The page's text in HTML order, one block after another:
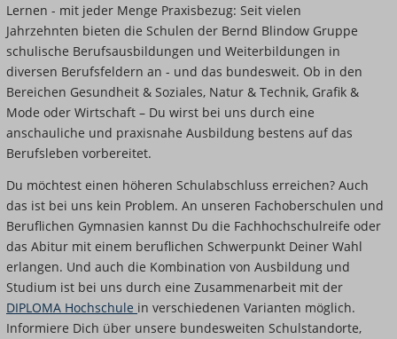
Lernen - mit jeder Menge Praxisbezug: Seit vielen
Jahrzehnten bieten die Schulen der Bernd Blindow Gruppe
schulische Berufsausbildungen und Weiterbildungen in
diversen Berufsfeldern an - und das bundesweit. Ob in den
Bereichen Gesundheit & Soziales, Natur & Technik, Grafik &
Mode oder Wirtschaft – Du wirst bei uns durch eine
anschauliche und praxisnahe Ausbildung bestens auf das
Berufsleben vorbereitet.
Du möchtest einen höheren Schulabschluss erreichen? Auch
das ist bei uns kein Problem. An unseren Fachoberschulen und
Beruflichen Gymnasien kannst Du die Fachhochschulreife oder
das Abitur mit einem beruflichen Schwerpunkt Deiner Wahl
erlangen. Und auch die Kombination von Ausbildung und
Studium ist bei uns durch eine Zusammenarbeit mit der
DIPLOMA Hochschule in verschiedenen Varianten möglich.
Informiere Dich über unsere bundesweiten Schulstandorte,